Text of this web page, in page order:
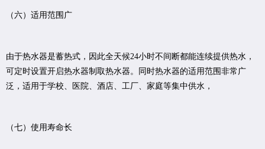
（六）适用范围广
由于热水器是蓄热式，因此全天候24小时不间断都能连续提供热水，
可定时设置开启热水器制取热水器。同时热水器的适用范围非常广
泛，适用于学校、医院、酒店、工厂、家庭等集中供水，
（七）使用寿命长